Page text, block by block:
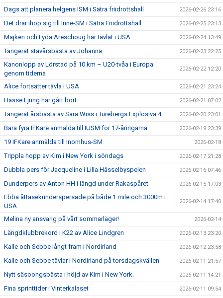
Dags att planera helgens ISM i Sätra friidrottshall 2026-02-26 23:16
Det drar ihop sig till Inne-SM i Sätra Friidrottshall 2026-02-25 23:13
Majken och Lyda Areschoug har tävlat i USA 2026-02-24 13:49
Tangerat stavårsbästa av Johanna 2026-02-23 22:25
Kanonlopp av Lörstad på 10 km – U20-tvåa i Europa
genom tiderna
2026-02-22 12:20
Alice fortsätter tävla i USA 2026-02-21 23:24
Hasse Ljung har gått bort 2026-02-21 07:02
Tangerat årsbästa av Sara Wiss i Turebergs Explosiva 4 2026-02-20 23:01
Bara fyra IFKare anmälda till IUSM för 17-åringarna 2026-02-19 23:39
19 IFKare anmälda till Inomhus-SM 2026-02-18
Trippla hopp av Kim i New York i söndags 2026-02-17 21:28
Dubbla pers för Jacqueline i Lilla Hässelbyspelen 2026-02-16 07:46
Dunderpers av Anton HH i längd under Rakaspåret 2026-02-15 17:03
Ebba åttasekunderspersade på både 1 mile och 3000m i
USA
2026-02-14 17:40
Melina ny ansvarig på vårt sommarläger! 2026-02-14
Längdklubbrekord i K22 av Alice Lindgren 2026-02-13 23:20
Kalle och Sebbe långt fram i Nordirland 2026-02-12 23:58
Kalle och Sebbe tävlar i Nordirland på torsdagskvällen 2026-02-11 21:57
Nytt säsoongsbästa i höjd av Kim i New York. 2026-02-11 14:21
Fina sprinttider i Vinterkalaset 2026-02-11 09:54